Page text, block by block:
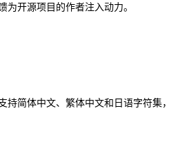
为开源项目的作者注入动力。
持简体中文、繁体中文和日语字符集